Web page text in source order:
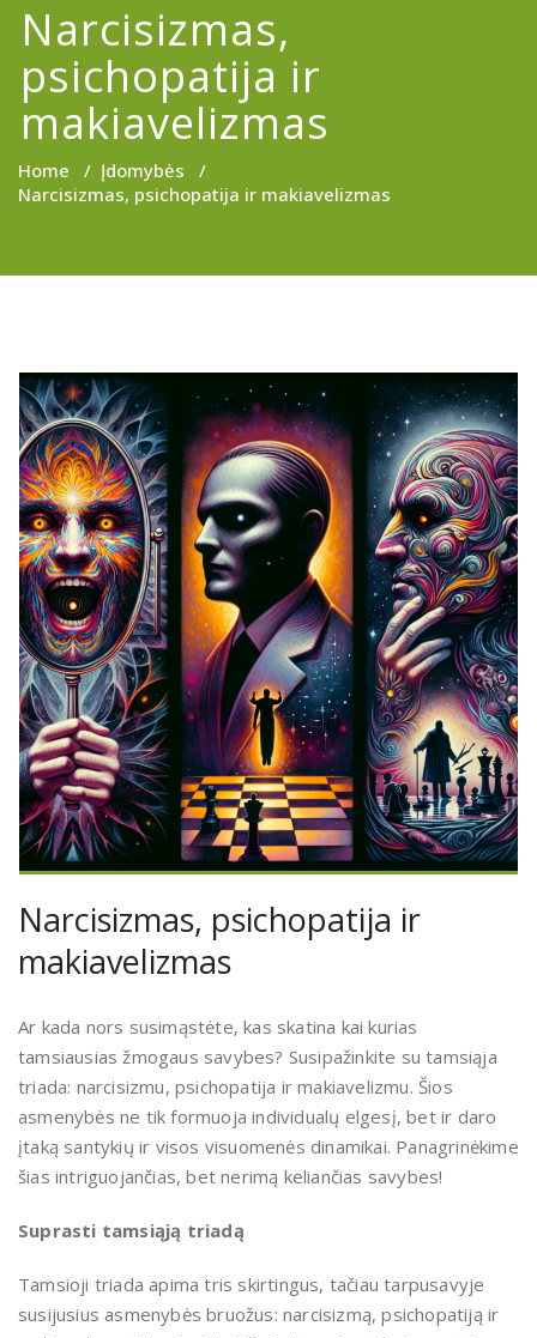
Narcisizmas,
psichopatija ir
makiavelizmas
Home / Įdomybės /
Narcisizmas, psichopatija ir makiavelizmas
Narcisizmas, psichopatija ir
makiavelizmas
Ar kada nors susimąstėte, kas skatina kai kurias
tamsiausias žmogaus savybes? Susipažinkite su tamsiąja
triada: narcisizmu, psichopatija ir makiavelizmu. Šios
asmenybės ne tik formuoja individualų elgesį, bet ir daro
įtaką santykių ir visos visuomenės dinamikai. Panagrinėkime
šias intriguojančias, bet nerimą keliančias savybes!
Suprasti tamsiąją triadą
Tamsioji triada apima tris skirtingus, tačiau tarpusavyje
susijusius asmenybės bruožus: narcisizmą, psichopatiją ir